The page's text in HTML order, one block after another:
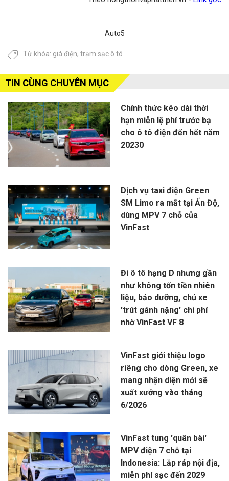
Auto5
Từ khóa: giá điện, trạm sạc ô tô
TIN CÙNG CHUYÊN MỤC
Chính thức kéo dài thời
hạn miễn lệ phí trước bạ
cho ô tô điện đến hết năm
20230
Dịch vụ taxi điện Green
SM Limo ra mắt tại Ấn Độ,
dùng MPV 7 chỗ của
VinFast
Đi ô tô hạng D nhưng gần
như không tốn tiền nhiên
liệu, bảo dưỡng, chủ xe
'trút gánh nặng' chi phí
nhờ VinFast VF 8
VinFast giới thiệu logo
riêng cho dòng Green, xe
mang nhận diện mới sẽ
xuất xưởng vào tháng
6/2026
VinFast tung 'quân bài'
MPV điện 7 chỗ tại
Indonesia: Lắp ráp nội địa,
miễn phí sạc đến 2029